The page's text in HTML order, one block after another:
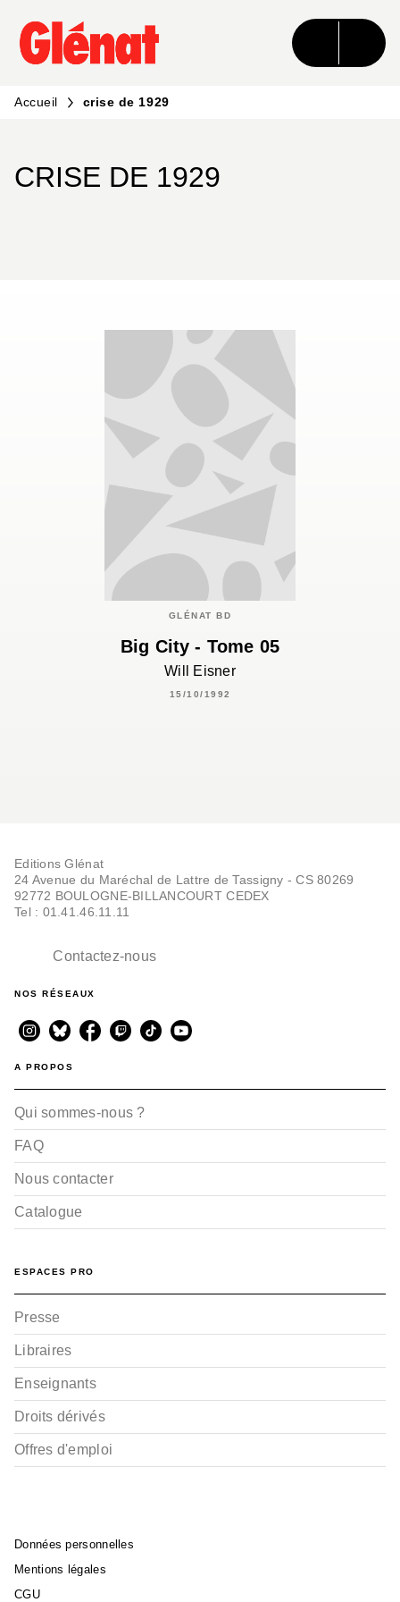
MENU RECHERCHE CONTENU
PIED DE PAGE
Accueil crise de 1929
CRISE DE 1929
GLÉNAT BD
Big City - Tome 05
Will Eisner
15/10/1992
Editions Glénat
24 Avenue du Maréchal de Lattre de Tassigny - CS 80269
92772 BOULOGNE-BILLANCOURT CEDEX
Tel : 01.41.46.11.11
Contactez-nous
NOS RÉSEAUX
A PROPOS
Qui sommes-nous ?
FAQ
Nous contacter
Catalogue
ESPACES PRO
Presse
Libraires
Enseignants
Droits dérivés
Offres d'emploi
Données personnelles
Mentions légales
CGU